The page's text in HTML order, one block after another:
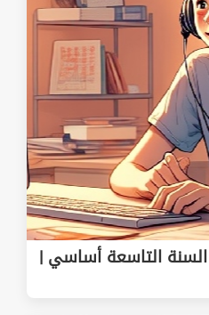
Cours d'Anglais pour السنة التاسعة أساسي |